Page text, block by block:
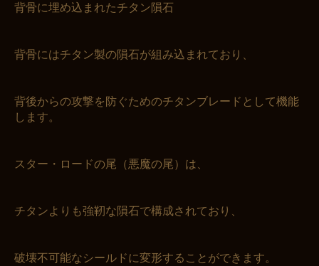
背骨に埋め込まれたチタン隕石
背骨にはチタン製の隕石が組み込まれており、
背後からの攻撃を防ぐためのチタンブレードとして機能
します。
スター・ロードの尾（悪魔の尾）は、
チタンよりも強靭な隕石で構成されており、
破壊不可能なシールドに変形することができます。